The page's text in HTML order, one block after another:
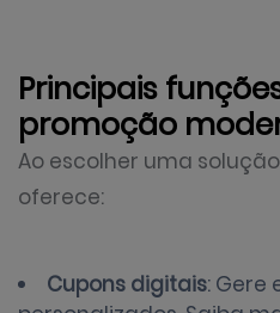
Principais
promoção
Ao escolher uma
oferece:
Cupons digitais: Gere